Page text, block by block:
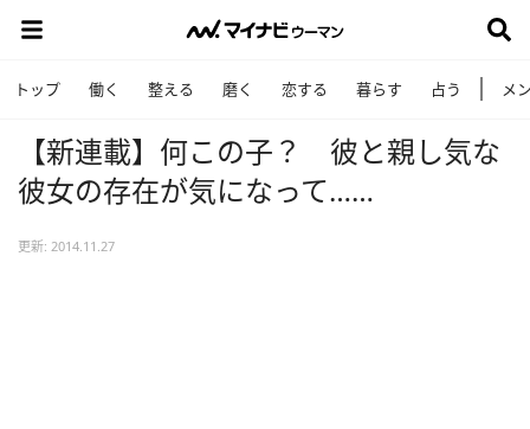
トップ 働く 整える 磨く 恋する 暮らす 占う メ
【新連載】何この子？ 彼と親し気な
彼女の存在が気になって……
更新: 2014.11.27